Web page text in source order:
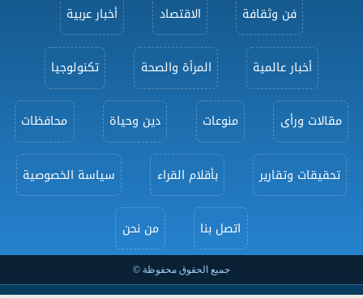
فن وثقافة الاقتصاد أخبار عربية
أخبار عالمية المرأة والصحة تكنولوجيا
مقالات ورأى منوعات دين وحياة محافظات
تحقيقات وتقارير بأقلام القراء سياسة الخصوصية
اتصل بنا من نحن
جميع الحقوق محفوظة ©